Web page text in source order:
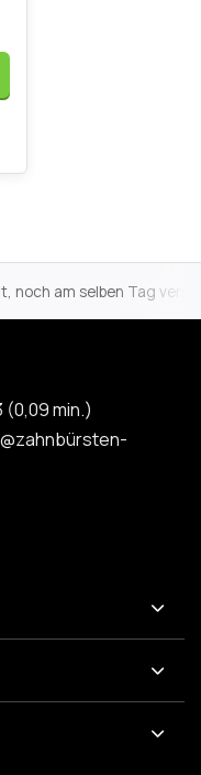
noch am selben Tag
(0,09 min.)